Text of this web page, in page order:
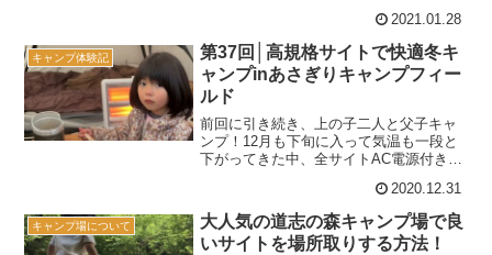
った。全然違う。そこで今回は、実際に
やってみてわかった、たき火キャンドル
の良いところと注意点をま...
2021.01.28
キャンプ体験記
第37回│高規格サイトで快適冬キ
ャンプinあさぎりキャンプフィー
ルド
前回に引き続き、上の子二人と父子キャ
ンプ！12月も下旬に入って気温も一段と
下がってきた中、全サイトAC電源付きの
ンプフィールド」を利用してきました♪動
画はこちら↓Forest...
2020.12.31
キャンプ場について
大人気の道志の森キャンプ場で良
いサイトを場所取りする方法！